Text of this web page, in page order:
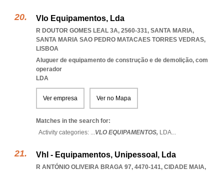
Vlo Equipamentos, Lda
R DOUTOR GOMES LEAL 3A, 2560-331, SANTA MARIA,
SANTA MARIA SAO PEDRO MATACAES TORRES VEDRAS,
LISBOA
Aluguer de equipamento de construção e de demolição, com
operador
LDA
Ver empresa Ver no Mapa
Matches in the search for:
Activity categories: ...VLO EQUIPAMENTOS, LDA...
Vhl - Equipamentos, Unipessoal, Lda
R ANTÓNIO OLIVEIRA BRAGA 97, 4470-141, CIDADE MAIA,